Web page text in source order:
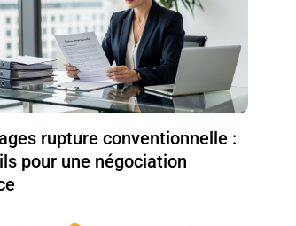
rupture conventionnelle :
pour une négociation